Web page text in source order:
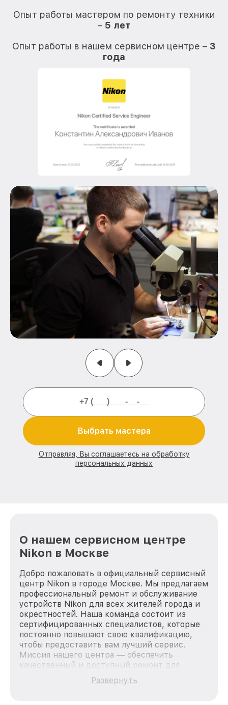
Опыт работы мастером по ремонту техники
– 5 лет
Опыт работы в нашем сервисном центре – 3
года
Выбрать мастера
Отправляя, Вы соглашаетесь на обработку
персональных данных
О нашем сервисном центре
Nikon в Москве
Добро пожаловать в официальный сервисный
центр Nikon в городе Москве. Мы предлагаем
профессиональный ремонт и обслуживание
устройств Nikon для всех жителей города и
окрестностей. Наша команда состоит из
сертифицированных специалистов, которые
постоянно повышают свою квалификацию,
чтобы предоставить вам лучший сервис.
Миссия нашего центра — обеспечить
качественный и доступный ремонт для
каждого пользователя продукции Nikon, вне
зависимости от сложности поломки. Мы
Развернуть